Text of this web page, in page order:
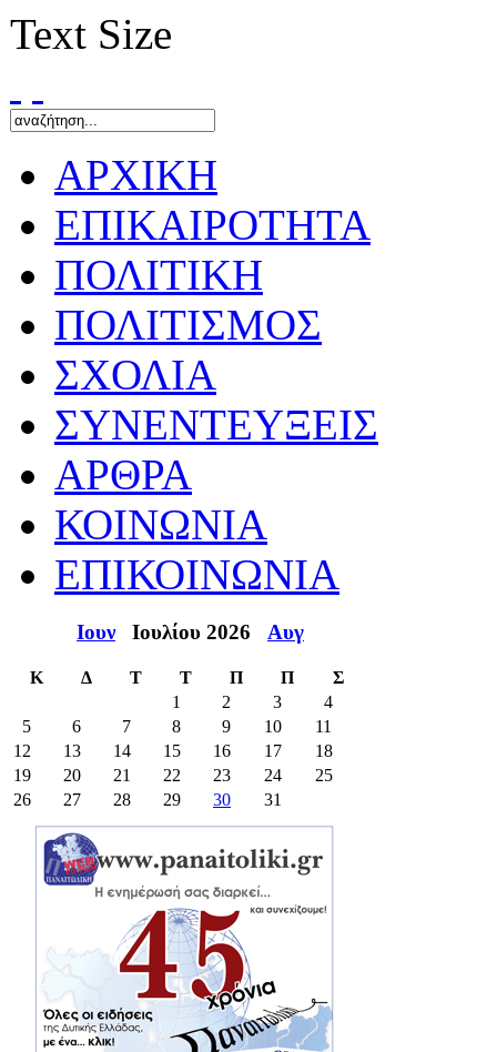
Text Size
ΑΡΧΙΚΗ
ΕΠΙΚΑΙΡΟΤΗΤΑ
ΠΟΛΙΤΙΚΗ
ΠΟΛΙΤΙΣΜΟΣ
ΣΧΟΛΙΑ
ΣΥΝΕΝΤΕΥΞΕΙΣ
ΑΡΘΡΑ
ΚΟΙΝΩΝΙΑ
ΕΠΙΚΟΙΝΩΝΙΑ
ΙουνΙουλίου 2026 Αυγ
Κ Δ Τ Τ Π Π
Σ
1
2 3
4
5
6 7 8 9 10
11
12
13 14 15 16 17
18
19
20 21 22 23 24
25
26
27 28 29 30 31